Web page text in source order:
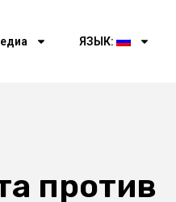
ЯЗЫК:
против